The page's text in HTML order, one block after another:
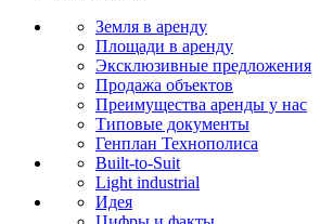
Земля в аренду
Площади в аренду
Эксклюзивные предложения
Продажа объектов
Преимущества аренды у нас
Типовые документы
Генплан Технополиса
Built-to-Suit
Light industrial
Идея